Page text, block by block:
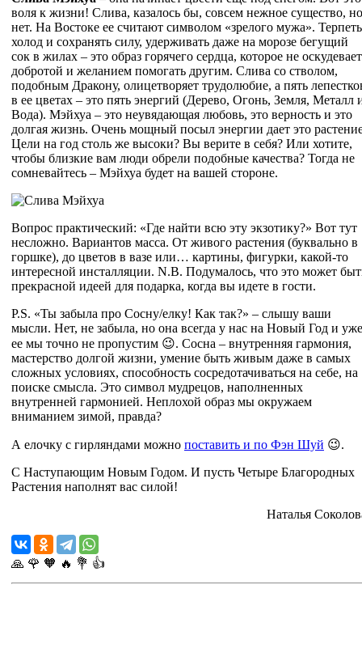
воля к жизни! Слива, казалось бы, совсем нежное существо, но
нет. На Востоке ее считают символом «зрелого мужа». Терпеть
холод и сохранять силу, удерживать даже на морозе бегущий
сок в жилах – это образ горячего сердца, которое не оскудевает
добротой и желанием помогать другим. Слива со стволом,
подобным Дракону, олицетворяет трудолюбие, а пять
в ее цветах – это пять энергий (Дерево, Огонь, Земля, Металл
Вода). Мэйхуа – это неувядающая любовь, это верность и это
долгая жизнь. Очень мощный посыл энергии дает это
Цели на год столь же высоки? Вы верите в себя? Или хотите,
чтобы близкие вам люди обрели подобные качества? Тогда не
сомневайтесь – Мэйхуа будет на вашей стороне.
Вопрос практический: «Где найти всю эту экзотику?» Вот тут
несложно. Вариантов масса. От живого растения (буквально в
горшке), до цветов в вазе или… картины, фигурки, какой-то
интересной инсталляции. N.B. Подумалось, что это может
прекрасной идеей для подарка, когда вы идете в гости.
P.S. «Ты забыла про Сосну/елку! Как так?» – слышу ваши
мысли. Нет, не забыла, но она всегда у нас на Новый Год и уже
ее мы точно не пропустим 😉. Сосна – внутренняя гармония,
мастерство долгой жизни, умение быть живым даже в самых
сложных условиях, способность сосредотачиваться на себе, на
поиске смысла. Это символ мудрецов, наполненных
внутренней гармонией. Неплохой образ мы окружаем
вниманием зимой, правда?
А елочку с гирляндами можно поставить и по Фэн Шуй 😉.
С Наступающим Новым Годом. И пусть Четыре Благородных
Растения наполнят вас силой!
Наталья
🙏 🌹 🧡 🔥 💐 👍